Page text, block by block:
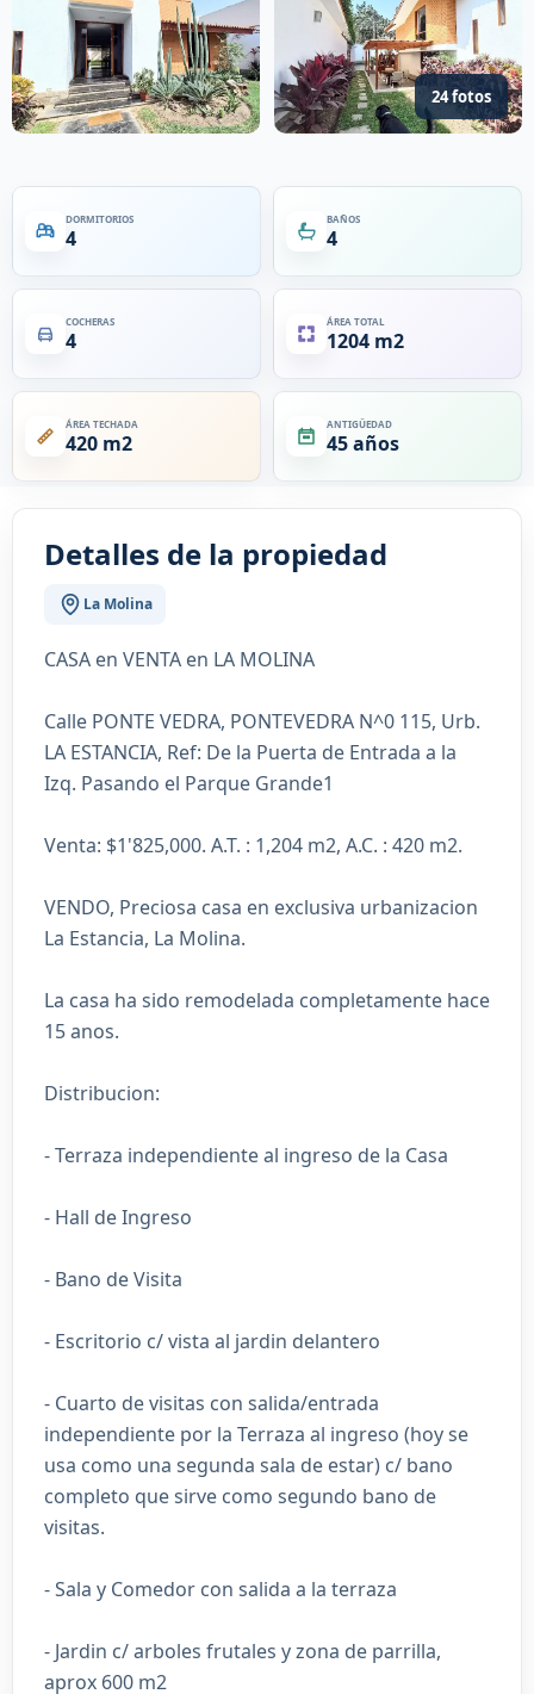
24 fotos
DORMITORIOS
4
BAÑOS
4
COCHERAS
4
ÁREA TOTAL
1204 m2
ÁREA TECHADA
420 m2
ANTIGÜEDAD
45 años
Detalles de la propiedad
La Molina
CASA en VENTA en LA MOLINA
Calle PONTE VEDRA, PONTEVEDRA N^0 115, Urb.
LA ESTANCIA, Ref: De la Puerta de Entrada a la
Izq. Pasando el Parque Grande1
Venta: $1'825,000. A.T. : 1,204 m2, A.C. : 420 m2.
VENDO, Preciosa casa en exclusiva urbanizacion
La Estancia, La Molina.
La casa ha sido remodelada completamente hace
15 anos.
Distribucion:
- Terraza independiente al ingreso de la Casa
- Hall de Ingreso
- Bano de Visita
- Escritorio c/ vista al jardin delantero
- Cuarto de visitas con salida/entrada
independiente por la Terraza al ingreso (hoy se
usa como una segunda sala de estar) c/ bano
completo que sirve como segundo bano de
visitas.
- Sala y Comedor con salida a la terraza
- Jardin c/ arboles frutales y zona de parrilla,
aprox 600 m2